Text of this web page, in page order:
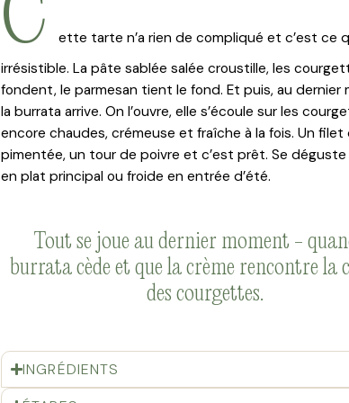
C
ette tarte n’a rien de compliqué et c’est ce
irrésistible. La pâte sablée salée croustille, les
fondent, le parmesan tient le fond. Et puis, au dernier
la burrata arrive. On l’ouvre, elle s’écoule sur les
encore chaudes, crémeuse et fraîche à la fois. Un filet
pimentée, un tour de poivre et c’est prêt. Se
en plat principal ou froide en entrée d’été.
Tout se joue au dernier moment -
burrata cède et que la crème rencontre la
des courgettes.
INGRÉDIENTS